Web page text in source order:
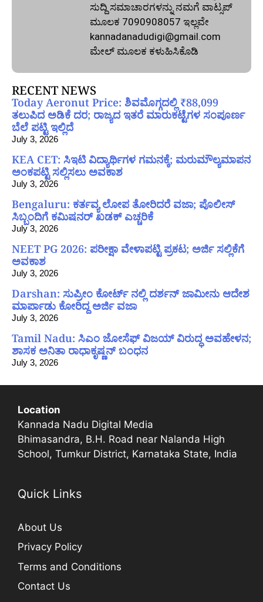
ಸುದ್ದಿ ಸಮಾಚಾರಗಳನ್ನು ನಮಗೆ ವಾಟ್ಸಪ್‌
ಮೂಲಕ 7090908057 ಇಲ್ಲವೇ
kannadanadudigi@gmail.com
ಮೇಲ್‌ ಮೂಲಕ ಕಳುಹಿಸಿಕೊಡಿ
RECENT NEWS
Today Aeronut Price: ಶಿವಮೊಗ್ಗದಲ್ಲಿ ₹88,099
ತಲುಪಿದ ಅಡಿಕೆ ದರ; ರಾಜ್ಯದ ಇತರೆ ಮಾರುಕಟ್ಟೆಗಳ ಸಂಪೂರ್ಣ
ಬೆಲೆ ಪಟ್ಟಿ ಇಲ್ಲಿದೆ
July 3, 2026
KEA CET: ಸಿಇಟಿ ವಿದ್ಯಾರ್ಥಿಗಳ ಗಮನಕ್ಕೆ; ಮರುಮೌಲ್ಯಮಾಪನ
ಅಂಕಪಟ್ಟಿ ಸಲ್ಲಿಸಲು ಅವಕಾಶ
July 3, 2026
Bengaluru: ಕರ್ತವ್ಯ ಲೋಪ ತೋರಿದರೆ ವಜಾ; ಪೊಲೀಸ್
ಸಿಬ್ಬಂದಿಗೆ ಕಮಿಷನರ್ ಖಡಕ್ ಎಚ್ಚರಿಕೆ
July 3, 2026
NEET PG 2026: ಪರೀಕ್ಷಾ ವೇಳಾಪಟ್ಟಿ ಪ್ರಕಟ; ಅರ್ಜಿ ಸಲ್ಲಿಕೆಗೆ
ಅವಕಾಶ
July 3, 2026
Darshan: ಸುಪ್ರೀಂ ಕೋರ್ಟ್ ನಲ್ಲಿ ದರ್ಶನ್ ಜಾಮೀನು ಆದೇಶ
ಮಾರ್ಪಾಡು ಕೋರಿದ್ದ ಅರ್ಜಿ ವಜಾ
July 3, 2026
Tamil Nadu: ಸಿಎಂ ಜೋಸೆಫ್ ವಿಜಯ್ ವಿರುದ್ಧ ಅವಹೇಳನ;
ಶಾಸಕ ಅನಿತಾ ರಾಧಾಕೃಷ್ಣನ್ ಬಂಧನ
July 3, 2026
Location
Kannada Nadu Digital Media
Bhimasandra, B.H. Road near Nalanda High
School, Tumkur District, Karnataka State, India
Quick Links
About Us
Privacy Policy
Terms and Conditions
Contact Us